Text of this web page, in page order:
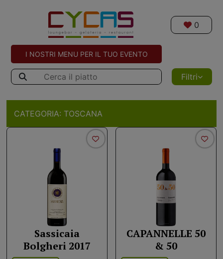
0
I NOSTRI MENU PER IL TUO EVENTO
Filtri
CATEGORIA: TOSCANA
Sassicaia
Bolgheri 2017
CAPANNELLE 50
& 50